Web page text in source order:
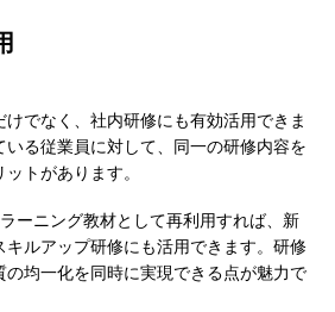
でなく、社内研修にも有効活用できま
る従業員に対して、同一の研修内容を
トがあります。
ーニング教材として再利用すれば、新
キルアップ研修にも活用できます。研修
の均一化を同時に実現できる点が魅力で